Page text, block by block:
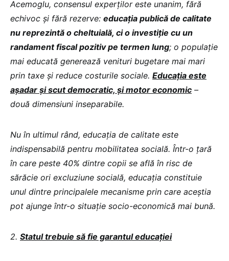
Acemoglu, consensul experților este unanim, fără
echivoc și fără rezerve: educația publică de calitate
nu reprezintă o cheltuială, ci o investiție cu un
randament fiscal pozitiv pe termen lung; o populație
mai educată generează venituri bugetare mai mari
prin taxe și reduce costurile sociale. Educația este
așadar și scut democratic, și motor economic –
două dimensiuni inseparabile.
Nu în ultimul rând, educația de calitate este
indispensabilă pentru mobilitatea socială. Într-o țară
în care peste 40% dintre copii se află în risc de
sărăcie ori excluziune socială, educația constituie
unul dintre principalele mecanisme prin care aceștia
pot ajunge într-o situație socio-economică mai bună.
2. Statul trebuie să fie garantul educației